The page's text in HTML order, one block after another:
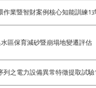
作業暨智財案例核心知能訓練1
區保育減砂暨崩塌地變遷評估
列之電力設備異常特徵提取試驗